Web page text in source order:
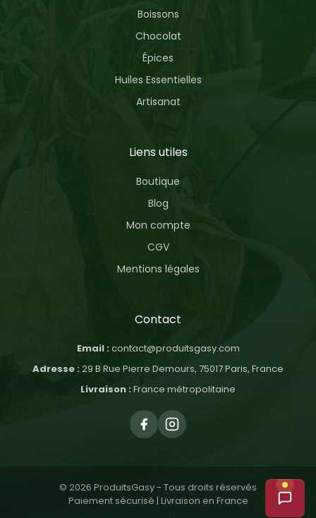
Boissons
Chocolat
Épices
Huiles Essentielles
Artisanat
Liens utiles
Boutique
Blog
Mon compte
CGV
Mentions légales
Contact
Email : contact@produitsgasy.com
Adresse : 29 B Rue Pierre Demours, 75017 Paris, France
Livraison :France métropolitaine
© 2026 ProduitsGasy - Tous droits réservés
Paiement sécurisé | Livraison en France